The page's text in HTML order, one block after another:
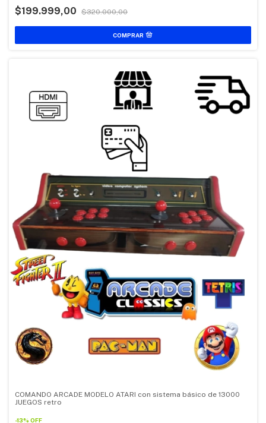
$199.999,00 $320.000,00
COMANDO ARCADE MODELO ATARI con sistema básico de 13000
JUEGOS retro
-13% OFF